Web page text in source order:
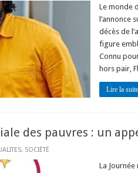
Le monde
l’annonce
décès de
figure
Connu
hors pair,
Lire la
des pauvres : un
, SOCIÉTÉ
La